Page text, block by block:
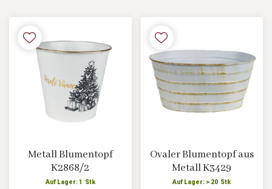
Metall Blumentopf
K2868/2
Auf Lager: 1 Stk
Ovaler Blumentopf aus
Metall K3429
Auf Lager: > 20 Stk